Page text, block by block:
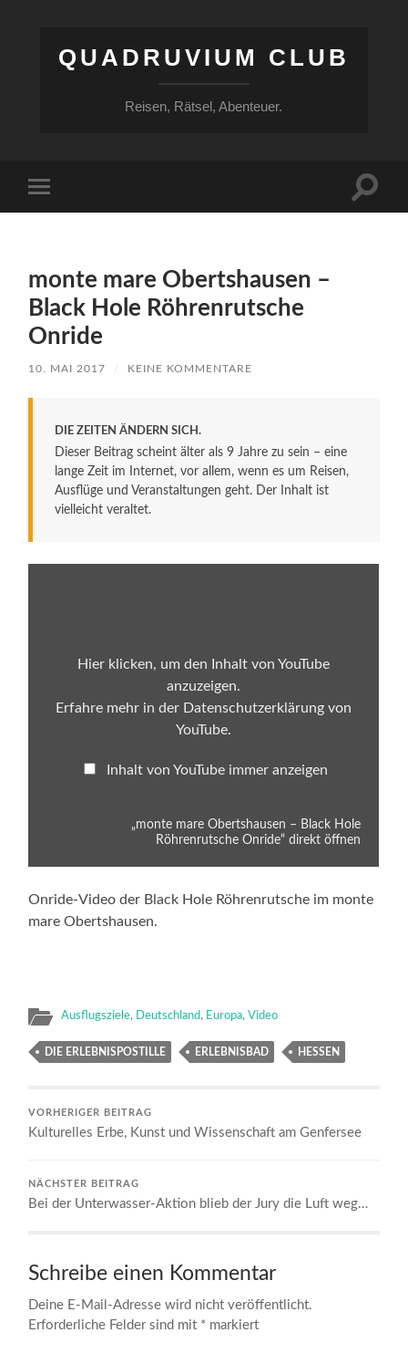
QUADRUVIUM CLUB
Reisen, Rätsel, Abenteuer.
Menü
monte mare Obertshausen –
Black Hole Röhrenrutsche
Onride
10. MAI 2017 / KEINE KOMMENTARE
DIE ZEITEN ÄNDERN SICH.
Dieser Beitrag scheint älter als 9 Jahre zu sein – eine
lange Zeit im Internet, vor allem, wenn es um Reisen,
Ausflüge und Veranstaltungen geht. Der Inhalt ist
vielleicht veraltet.
Röhrenrutsche
YouTube
anzeigen
Hier klicken, um den Inhalt von YouTube
anzuzeigen.
Erfahre mehr in der Datenschutzerklärung von
YouTube.
Inhalt von YouTube immer anzeigen
„monte mare Obertshausen – Black Hole
Röhrenrutsche Onride“ direkt öffnen
Onride-Video der Black Hole Röhrenrutsche im monte
mare Obertshausen.
Ausflugsziele, Deutschland, Europa,Video
DIE ERLEBNISPOSTILLE ERLEBNISBAD HESSEN
VORHERIGER BEITRAG
Kulturelles Erbe, Kunst und Wissenschaft am Genfersee
NÄCHSTER BEITRAG
Bei der Unterwasser-Aktion blieb der Jury die Luft weg…
Schreibe einen Kommentar
Deine E-Mail-Adresse wird nicht veröffentlicht.
Erforderliche Felder sind mit * markiert